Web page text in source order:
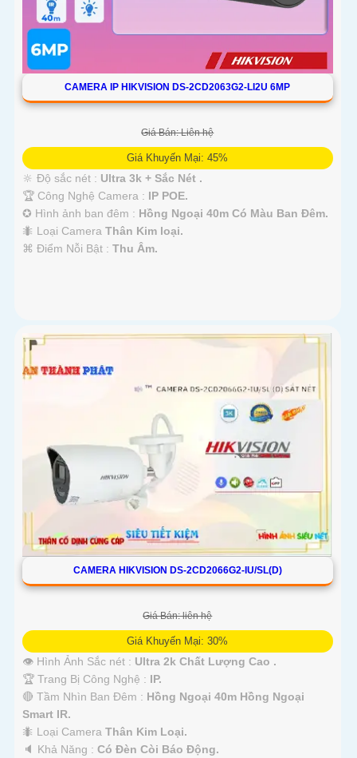
CAMERA IP HIKVISION DS-2CD2063G2-LI2U 6MP
Giá Bán: Liên hệ
Giá Khuyến Mại: 45%
🔆 Độ sắc nét : Ultra 3k + Sắc Nét .
🏆 Công Nghệ Camera : IP POE.
✪ Hình ảnh ban đêm : Hồng Ngoại 40m Có Màu Ban Ðêm.
🐜 Loại Camera Thân Kim loại.
️⌘ Điểm Nỗi Bật : Thu Âm.
CAMERA HIKVISION DS-2CD2066G2-IU/SL(D)
Giá Bán: liên hệ
Giá Khuyến Mại: 30%
👁 Hình Ảnh Sắc nét : Ultra 2k Chất Lượng Cao .
🏆 Trang Bị Công Nghệ : IP.
🔴 Tầm Nhìn Ban Đêm : Hồng Ngoại 40m Hồng Ngoại
Smart IR.
🐜 Loại Camera Thân Kim Loại.
️🔈 Khả Năng : Có Đèn Còi Báo Động.